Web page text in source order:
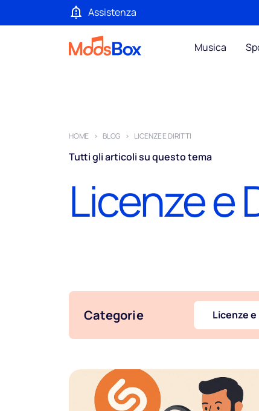
Assistenza
Musica
HOME BLOG LICENZE E DIRITTI
Tutti gli articoli su questo tema
Licenze e
Categorie Licenze